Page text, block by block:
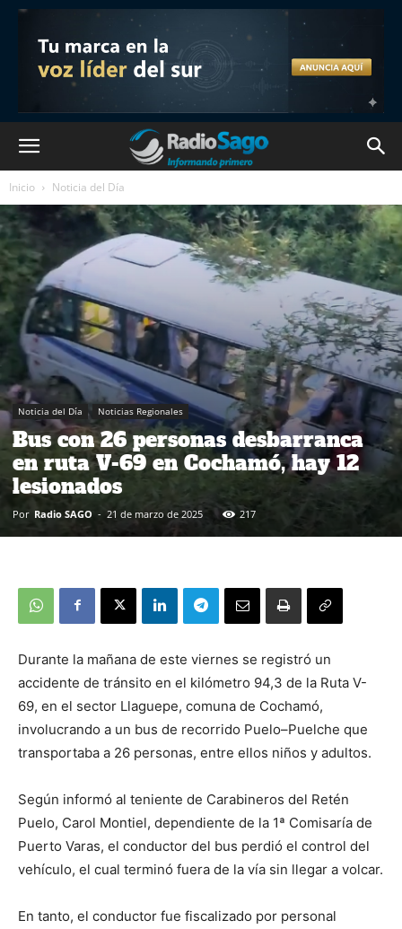
Inicio Noticia del Día
Noticia del Día Noticias Regionales
Bus con 26 personas desbarranca
en ruta V-69 en Cochamó, hay 12
lesionados
Por Radio SAGO - 21 de marzo de 2025 217
Durante la mañana de este viernes se registró un
accidente de tránsito en el kilómetro 94,3 de la Ruta V-
69, en el sector Llaguepe, comuna de Cochamó,
involucrando a un bus de recorrido Puelo–Puelche que
transportaba a 26 personas, entre ellos niños y adultos.
Según informó al teniente de Carabineros del Retén
Puelo, Carol Montiel, dependiente de la 1ª Comisaría de
Puerto Varas, el conductor del bus perdió el control del
vehículo, el cual terminó fuera de la vía sin llegar a volcar.
En tanto, el conductor fue fiscalizado por personal